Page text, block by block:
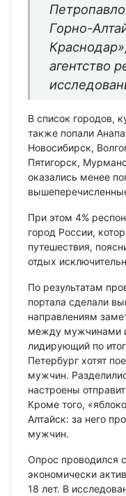
Горно-
агентство
В список городов,
также попали
Новосибирск,
Пятигорск,
оказались менее
При этом 4%
город России,
путешествия,
отдых
По результатам
портала сделали
направлениям
между мужчинами
лидирующий по
Петербург хотят
мужчин.
настроены
Кроме того,
Алтайск: за него
мужчин.
Опрос проводился
экономически
18 лет. В